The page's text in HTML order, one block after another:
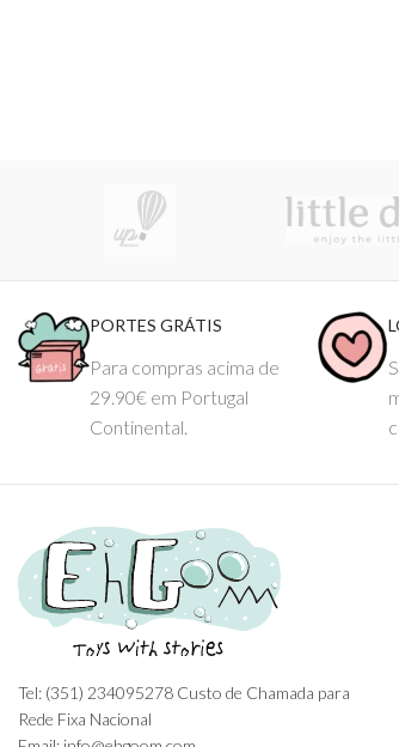
PORTES GRÁTIS
Para compras acima de
29.90€ em Portugal
Continental.
Tel: (351) 234095278 Custo de Chamada para
Rede Fixa Nacional